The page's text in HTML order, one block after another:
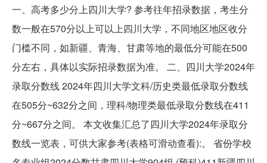
一、高考多少分上四川大学? 参考往年招录数据，考生分
数一般在570分以上可以上四川大学，不同地区地区收分
门槛不同，如新疆、青海、甘肃等地的最低分可能在500
分左右，具体以实际招录数据为准。 二、四川大学2024年
录取分数线 2024年四川大学文科/历史类最低录取分数线
在505分~632分之间，理科/物理类最低录取分数线在411
分~667分之间。 本文收集汇总了四川大学2024年录取分
数线一览表，可供大家参考(表格可滑动查看):。 省份学校